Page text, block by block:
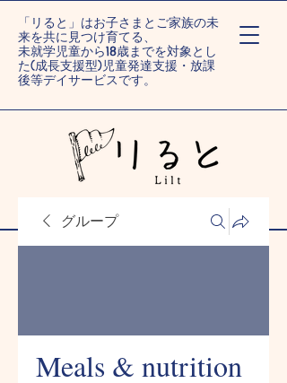
「リると」はお子さまとご家族の未
来を共に見つけ育てる、
未就学児童から18歳までを対象とし
た(成長支援型)児童発達支援・放課
後等デイサービスです。
ー旭川末広/旭川旭町ー
グループ
Meals & nutrition